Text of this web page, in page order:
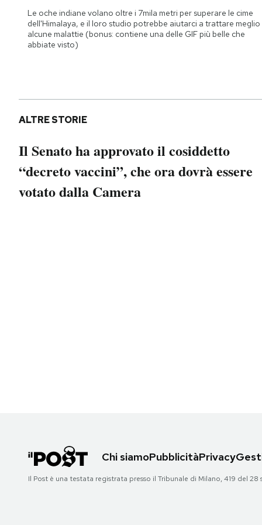
Notifiche mobile
Regala il Post
Hai bisogno di aiuto?
Le oche indiane volano oltre i 7mila metri per superare le cime
dell'Himalaya, e il loro studio potrebbe aiutarci a trattare meglio
alcune malattie (bonus: contiene una delle GIF più belle che
abbiate visto)
ALTRE STORIE
Il Senato ha approvato il cosiddetto
“decreto vaccini”, che ora dovrà essere
votato dalla Camera
Chi siamoPubblicitàPrivacy
Il Post è una testata registrata presso il Tribunale di Milano, 419 del